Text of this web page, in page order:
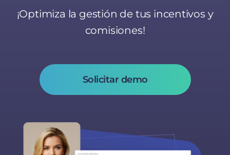
¡Optimiza la gestión de tus incentivos y
comisiones!
Solicitar demo